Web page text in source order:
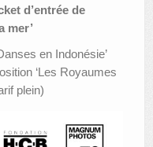
d’entrée de
mer’
en Indonésie’
‘Les Royaumes
plein)